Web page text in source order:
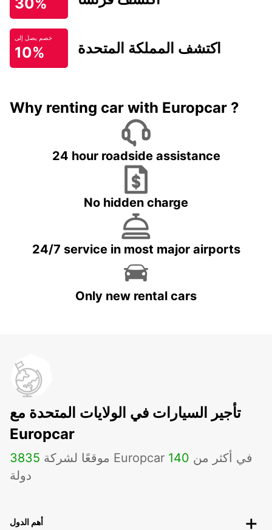
خصم يصل إلى
10% اكتشف المملكة المتحدة
Why renting car with Europcar ?
24 hour roadside assistance
No hidden charge
24/7 service in most major airports
Only new rental cars
تأجير السيارات في الولايات المتحدة مع
Europcar
3835 موقعًا لشركة Europcar في أكثر من 140
دولة
أهم الدول